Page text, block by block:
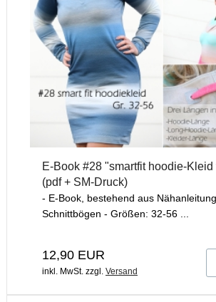
E-Book #28 "smartfit hoodie-Kleid
(pdf + SM-Druck)
- E-Book, bestehend aus
Schnittbögen - Größen: 32-56 ...
12,90 EUR
inkl. MwSt. zzgl. Versand